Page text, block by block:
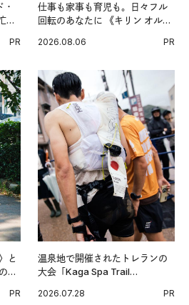
し
PR
仕事も家事も育児も。日々フル
回転のあなたに 《キリン オルニ
2026.08.06 PR
と
時
PR
温泉地で開催されたトレランの
大会「Kaga Spa Trail
戦を夢見るランナーたちの奮闘
2026.07.28 PR